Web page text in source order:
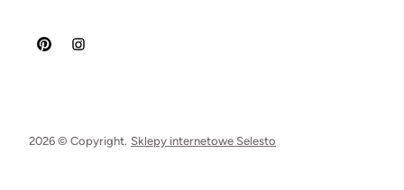
2026 © Copyright. Sklepy internetowe Selesto